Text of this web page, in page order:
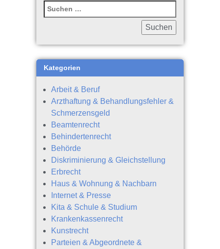
Kategorien
Arbeit & Beruf
Arzthaftung & Behandlungsfehler &
Schmerzensgeld
Beamtenrecht
Behindertenrecht
Behörde
Diskriminierung & Gleichstellung
Erbrecht
Haus & Wohnung & Nachbarn
Internet & Presse
Kita & Schule & Studium
Krankenkassenrecht
Kunstrecht
Parteien & Abgeordnete &